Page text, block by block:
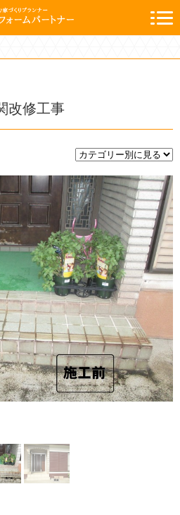
改修工事
ホーム
施工実績
お問い合わせ
お知らせ
暮らしに役立つ情報
プライバシーポリシー